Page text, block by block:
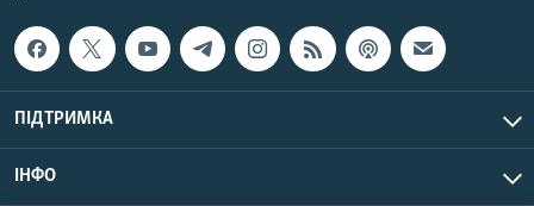
ПІДТРИМКА
ІНФО